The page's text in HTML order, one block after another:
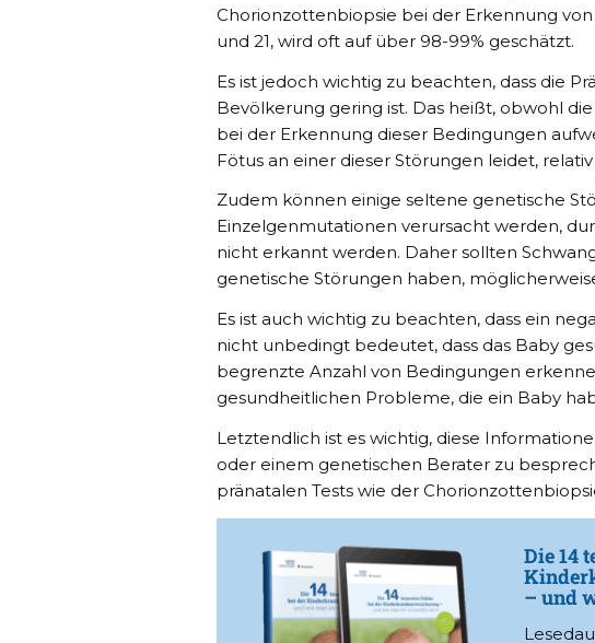
Chorionzottenbiopsie bei der Erkennung
und 21, wird oft auf über 98-99% geschätzt.
Es ist jedoch wichtig zu beachten, dass die
Bevölkerung gering ist. Das heißt, obwohl
bei der Erkennung dieser Bedingungen
Fötus an einer dieser Störungen leidet,
Zudem können einige seltene genetische
Einzelgenmutationen verursacht werden,
nicht erkannt werden. Daher sollten
genetische Störungen haben,
Es ist auch wichtig zu beachten, dass ein
nicht unbedingt bedeutet, dass das Baby
begrenzte Anzahl von Bedingungen
gesundheitlichen Probleme, die ein Baby
Letztendlich ist es wichtig, diese
oder einem genetischen Berater zu
pränatalen Tests wie der
Die 14
– und